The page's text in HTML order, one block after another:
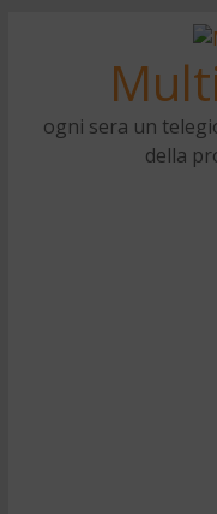
ogni sera un
della